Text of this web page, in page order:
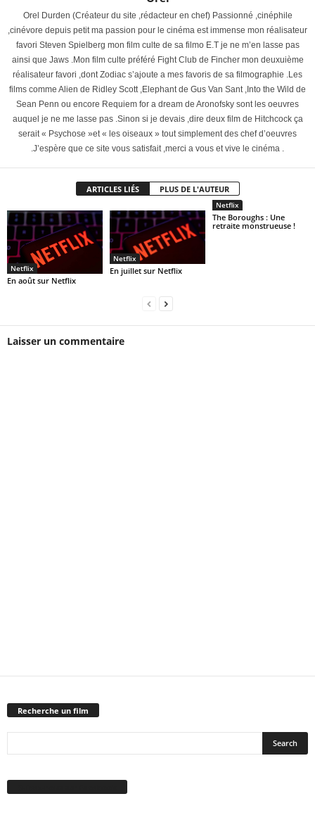
Orel Durden (Créateur du site ,rédacteur en chef) Passionné ,cinéphile
,cinévore depuis petit ma passion pour le cinéma est immense mon réalisateur
favori Steven Spielberg mon film culte de sa filmo E.T je ne m’en lasse pas
ainsi que Jaws .Mon film culte préféré Fight Club de Fincher mon deuxuième
réalisateur favori ,dont Zodiac s’ajoute a mes favoris de sa filmographie .Les
films comme Alien de Ridley Scott ,Elephant de Gus Van Sant ,Into the Wild de
Sean Penn ou encore Requiem for a dream de Aronofsky sont les oeuvres
auquel je ne me lasse pas .Sinon si je devais ,dire deux film de Hitchcock ça
serait « Psychose »et « les oiseaux » tout simplement des chef d’oeuvres
.J’espère que ce site vous satisfait ,merci a vous et vive le cinéma .
ARTICLES LIÉS PLUS DE L'AUTEUR
Netflix
En août sur Netflix
Netflix
En juillet sur Netflix
Netflix
The Boroughs : Une
retraite monstrueuse !
Laisser un commentaire
Recherche un film